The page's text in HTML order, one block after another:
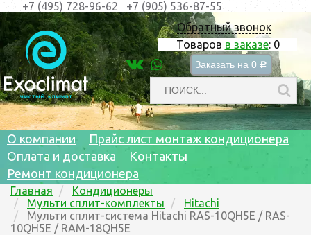
Обратный звонок
Товаров в заказе: 0
Заказать на 0 c
+7 (495) 728-96-62 +7 (905) 536-87-55
О компании
Прайс лист монтаж кондиционера
Оплата и доставка
Контакты
Ремонт кондиционера
Главная
Кондиционеры
Мульти cплит-комплекты
Hitachi
Мульти сплит-система Hitachi RAS-10QH5E / RAS-
10QH5E / RAM-18QH5E